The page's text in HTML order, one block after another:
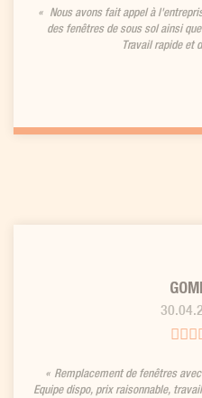
Nous avons fait appel à
des fenêtres de sous sol ainsi
Travail rapide et
Remplacement de fenêtres
Equipe dispo, prix raisonnable,